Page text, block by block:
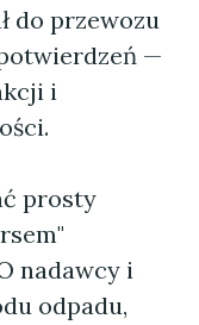
do przewozu
—
i
prosty
nadawcy i
odpadu,